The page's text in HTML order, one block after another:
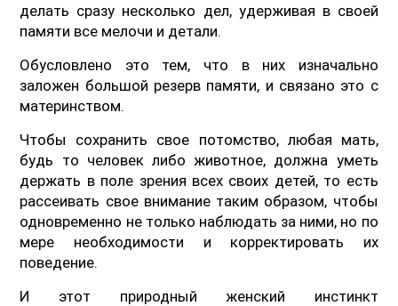
делать сразу несколько дел, удерживая в своей
памяти все мелочи и детали.
Обусловлено это тем, что в них изначально
заложен большой резерв памяти, и связано это с
материнством.
Чтобы сохранить свое потомство, любая мать,
будь то человек либо животное, должна уметь
держать в поле зрения всех своих детей, то есть
рассеивать свое внимание таким образом, чтобы
одновременно не только наблюдать за ними, но по
мере необходимости и корректировать их
поведение.
И этот природный женский инстинкт